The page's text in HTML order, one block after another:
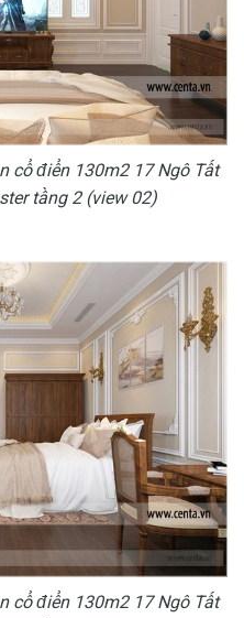
cổ điển 130m2 17 Ngô Tất
tầng 2 (view 02)
cổ điển 130m2 17 Ngô Tất